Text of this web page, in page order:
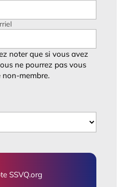
noter que si vous avez
ne pourrez pas vous
non-membre.
SSVQ.org